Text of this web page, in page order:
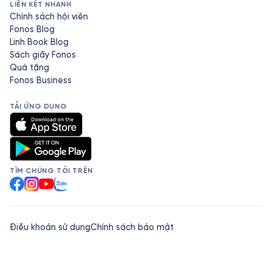
LIÊN KẾT NHANH
Chính sách hội viên
Fonos Blog
Linh Book Blog
Sách giấy Fonos
Quà tặng
Fonos Business
TẢI ỨNG DỤNG
TÌM CHÚNG TÔI TRÊN
Facebook
Instagram
YouTube
Zalo
Điều khoản sử dụngChính sách bảo mật